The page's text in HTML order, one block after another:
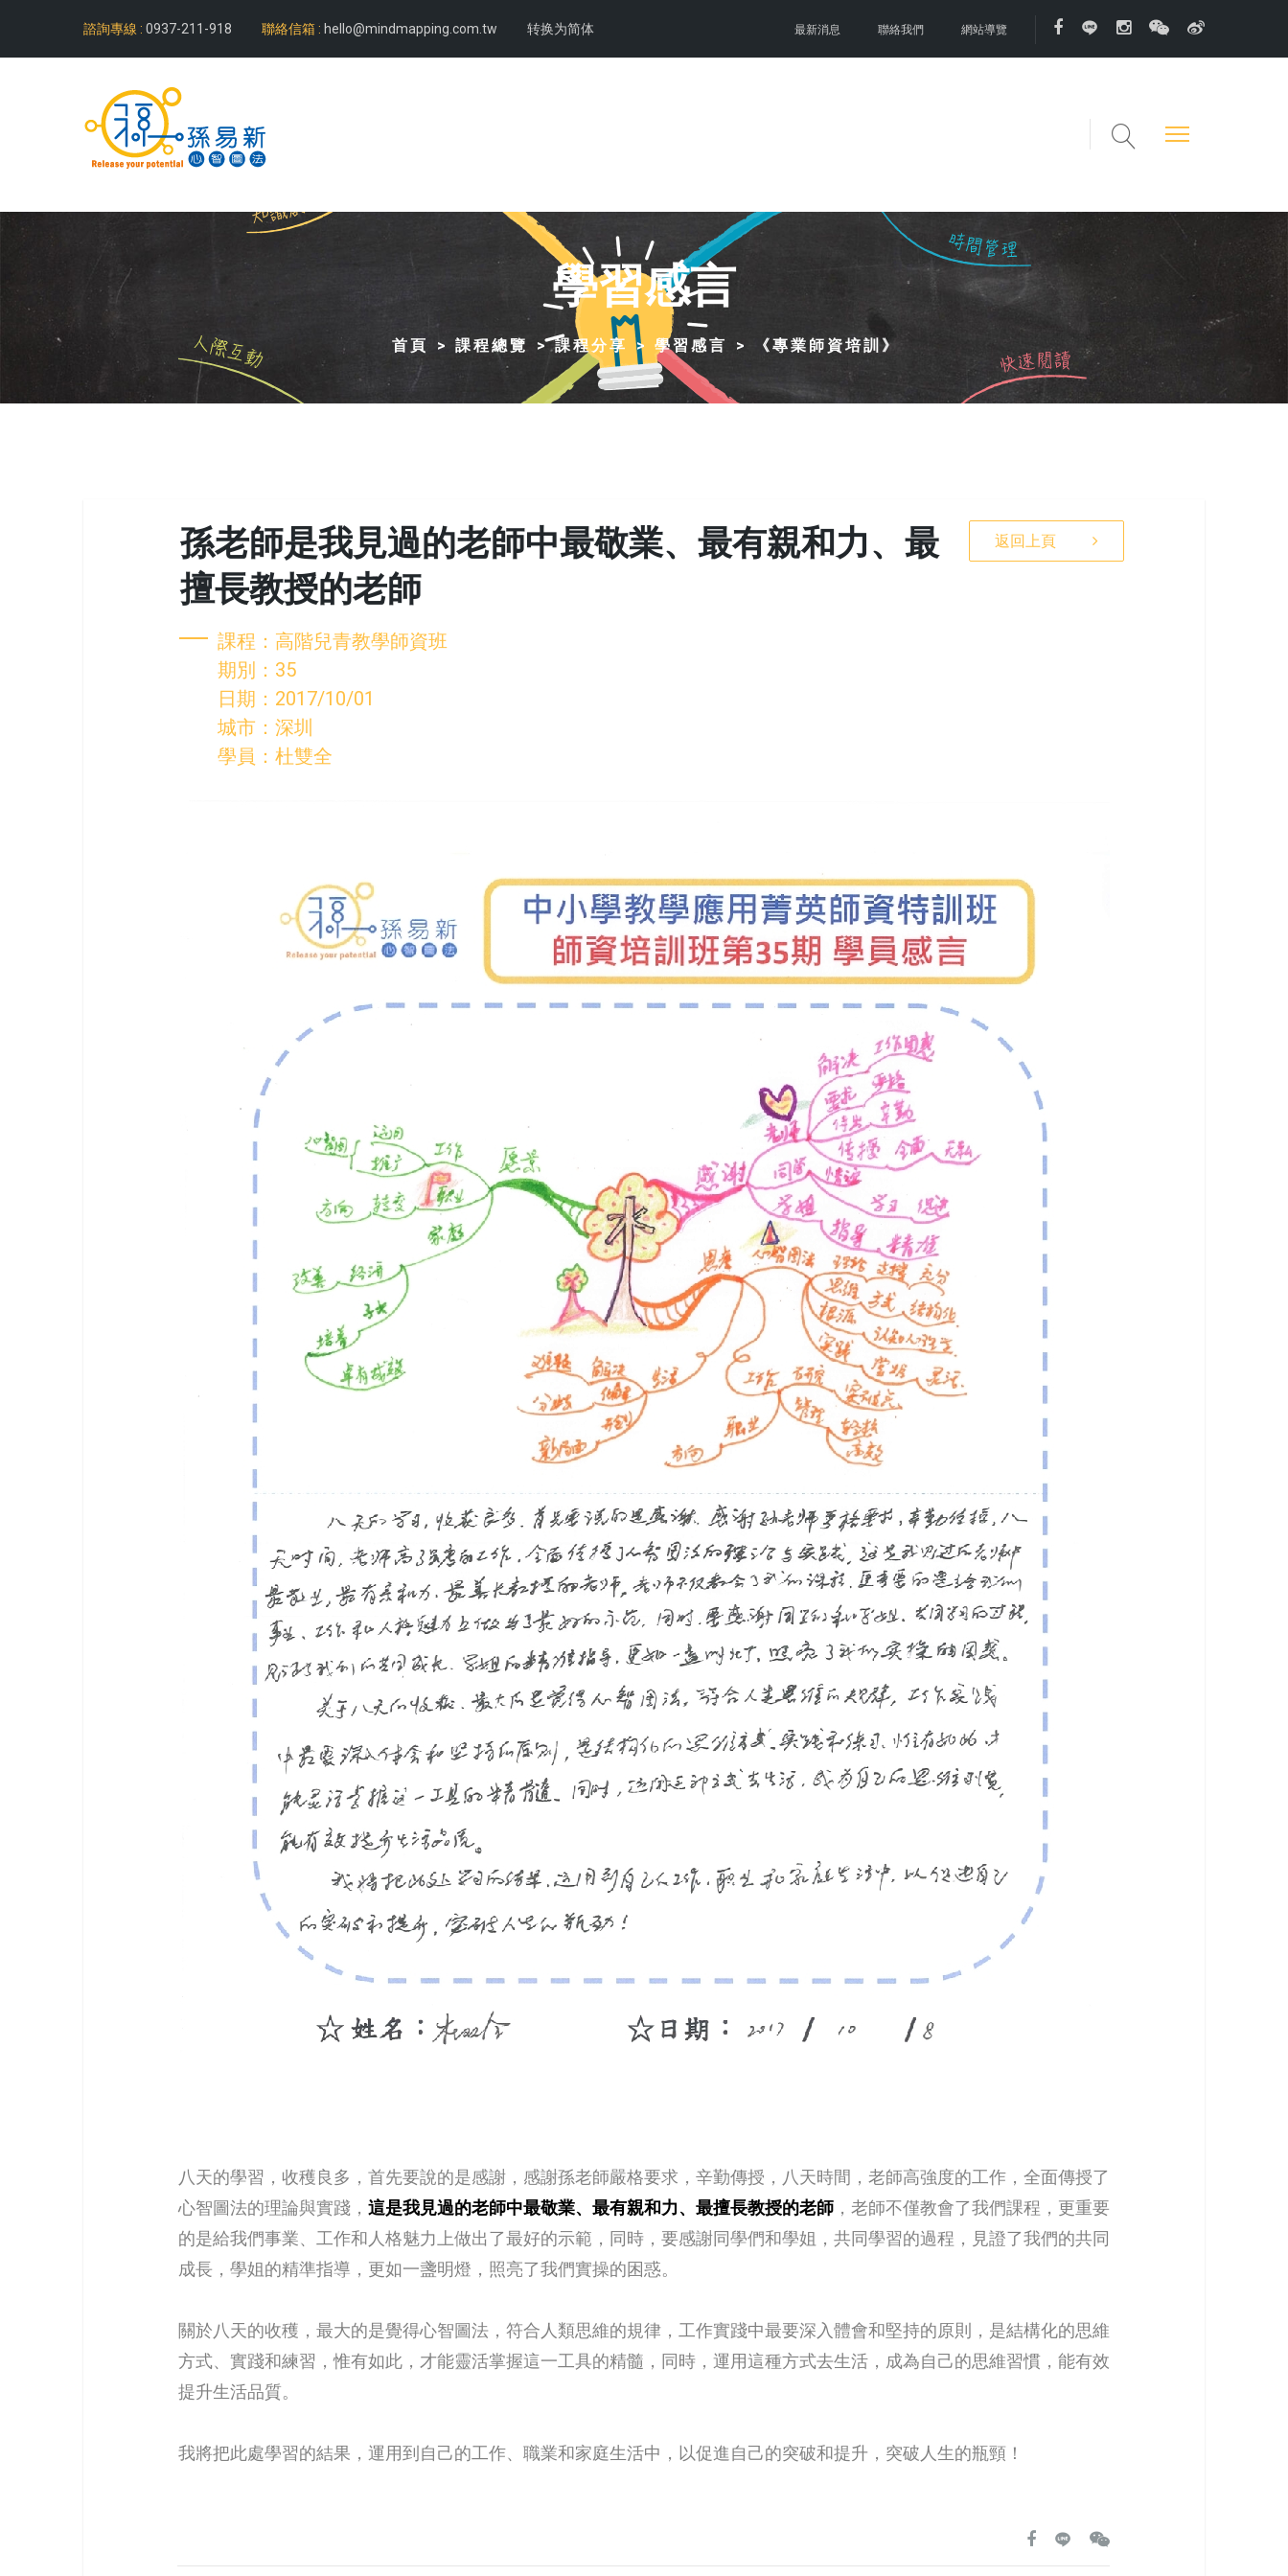
諮詢專線 : 0937-211-918 聯絡信箱 : hello@mindmapping.com.tw 转换为简体 最新消息 聯絡我們 網站導覽
學習感言
首頁 課程總覽 課程分享 學習感言 《專業師資培訓》
返回上頁
孫老師是我見過的老師中最敬業、最有親和力、最
擅長教授的老師
課程：高階兒青教學師資班
期別：35
日期：2017/10/01
城市：深圳
學員：杜雙全
八天的學習，收穫良多，首先要說的是感謝，感謝孫老師嚴格要求，辛勤傳授，八天時間，老師高強度的工作，全面傳授了
心智圖法的理論與實踐， 這是我見過的老師中最敬業、最有親和力、最擅長教授的老師 ，老師不僅教會了我們課程，更重要
的是給我們事業、工作和人格魅力上做出了最好的示範，同時，要感謝同學們和學姐，共同學習的過程，見證了我們的共同
成長，學姐的精準指導，更如一盞明燈，照亮了我們實操的困惑。
關於八天的收穫，最大的是覺得心智圖法，符合人類思維的規律，工作實踐中最要深入體會和堅持的原則，是結構化的思維
方式、實踐和練習，惟有如此，才能靈活掌握這一工具的精髓，同時，運用這種方式去生活，成為自己的思維習慣，能有效
提升生活品質。
我將把此處學習的結果，運用到自己的工作、職業和家庭生活中，以促進自己的突破和提升，突破人生的瓶頸！